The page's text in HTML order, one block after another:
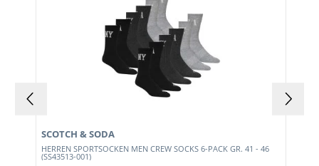
HERREN SPORTSOCKEN MEN CREW SOCKS 6-PACK GR. 41 - 46
(SS43513-001)
SCOTCH & SODA